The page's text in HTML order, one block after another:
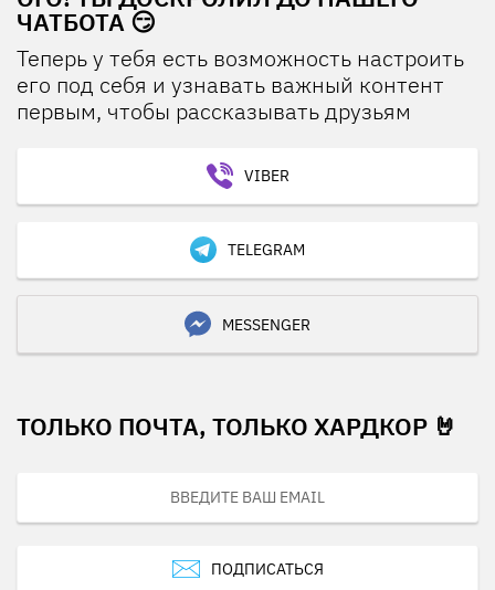
ЧАТБОТА 😏
Теперь у тебя есть возможность настроить
его под себя и узнавать важный контент
первым, чтобы рассказывать друзьям
VIBER
TELEGRAM
MESSENGER
ТОЛЬКО ПОЧТА, ТОЛЬКО ХАРДКОР 🤘
ПОДПИСАТЬСЯ